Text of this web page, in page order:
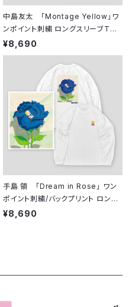
中島友太 「Montage Yellow」ワ
ンポイント刺繍 ロングスリーブTシ
ャツ
¥8,690
手島 領 「Dream in Rose」 ワン
ポイント刺繍/バックプリント ロング
スリーブシャツ
¥8,690